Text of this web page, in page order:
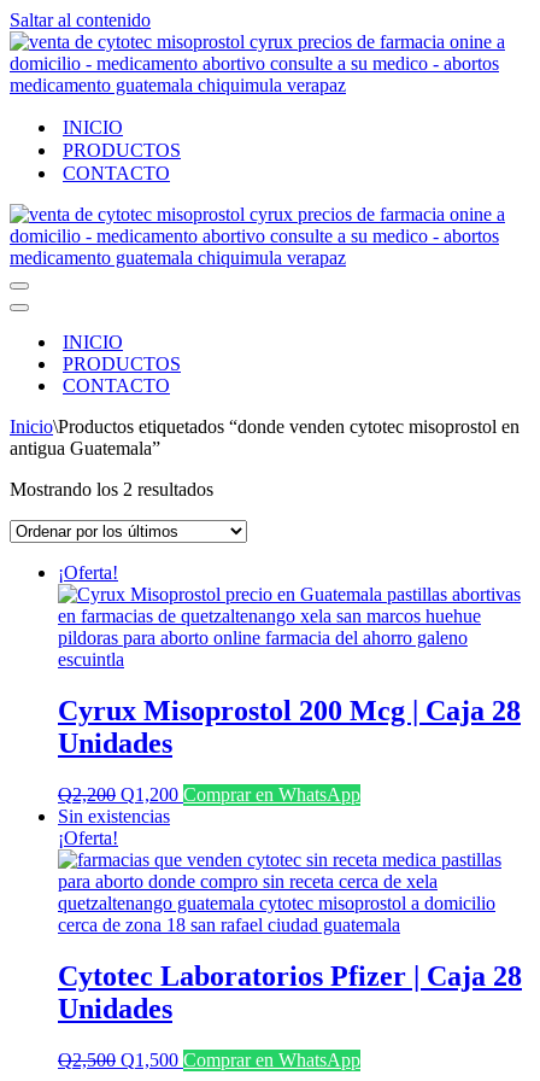
Saltar al contenido
INICIO
PRODUCTOS
CONTACTO
Menú
de
Menú
navegación
INICIO
PRODUCTOS
CONTACTO
Inicio\Productos etiquetados “donde venden cytotec misoprostol en
antigua Guatemala”
Mostrando los 2 resultadosOrdenado
los
¡Oferta!
Cyrux Misoprostol 200 Mcg | Caja 28
Unidades
Q2,200 El
precio
era:
Q2,200.
Q1,200El
es:
Q1,200.
Comprar en WhatsApp
Sin existencias
¡Oferta!
Cytotec Laboratorios Pfizer | Caja 28
Unidades
Q2,500 El
Q1,500ElComprar en WhatsApp